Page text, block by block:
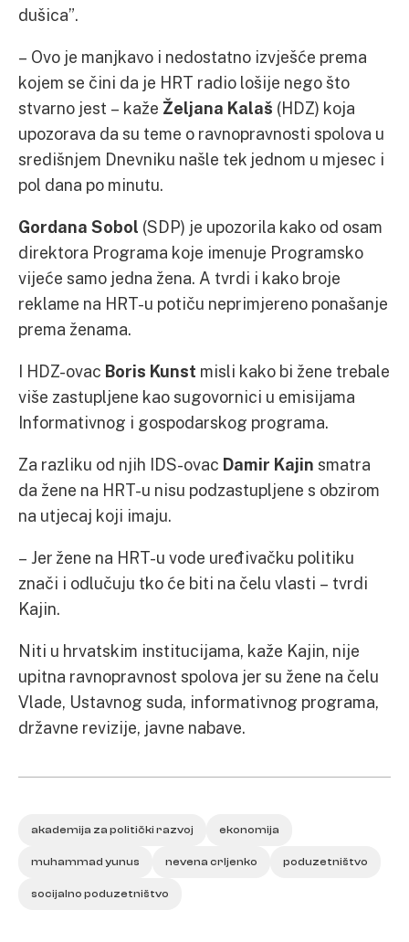
dušica”.
– Ovo je manjkavo i nedostatno izvješće prema
kojem se čini da je HRT radio lošije nego što
stvarno jest – kaže Željana Kalaš (HDZ) koja
upozorava da su teme o ravnopravnosti spolova u
središnjem Dnevniku našle tek jednom u mjesec i
pol dana po minutu.
Gordana Sobol (SDP) je upozorila kako od osam
direktora Programa koje imenuje Programsko
vijeće samo jedna žena. A tvrdi i kako broje
reklame na HRT-u potiču neprimjereno ponašanje
prema ženama.
I HDZ-ovac Boris Kunst misli kako bi žene trebale
više zastupljene kao sugovornici u emisijama
Informativnog i gospodarskog programa.
Za razliku od njih IDS-ovac Damir Kajin smatra
da žene na HRT-u nisu podzastupljene s obzirom
na utjecaj koji imaju.
– Jer žene na HRT-u vode uređivačku politiku
znači i odlučuju tko će biti na čelu vlasti – tvrdi
Kajin.
Niti u hrvatskim institucijama, kaže Kajin, nije
upitna ravnopravnost spolova jer su žene na čelu
Vlade, Ustavnog suda, informativnog programa,
državne revizije, javne nabave.
akademija za politički razvoj ekonomija
muhammad yunus nevena crljenko poduzetništvo
socijalno poduzetništvo